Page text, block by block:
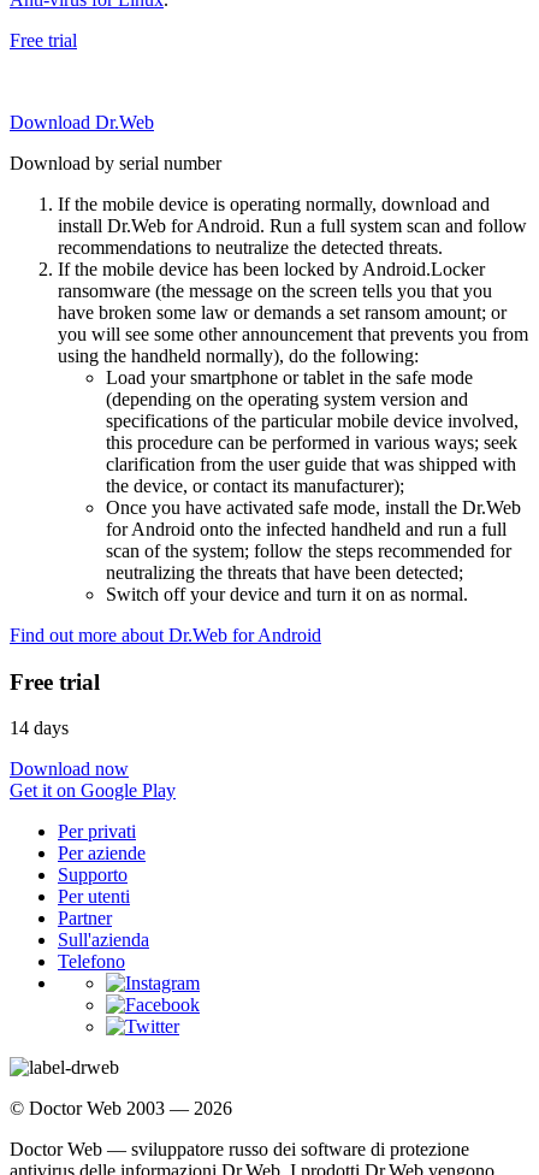
Free trial
Download Dr.Web
Download by serial number
If the mobile device is operating normally, download and
install Dr.Web for Android. Run a full system scan and follow
recommendations to neutralize the detected threats.
If the mobile device has been locked by Android.Locker
ransomware (the message on the screen tells you that you
have broken some law or demands a set ransom amount; or
you will see some other announcement that prevents you from
using the handheld normally), do the following:
Load your smartphone or tablet in the safe mode
(depending on the operating system version and
specifications of the particular mobile device involved,
this procedure can be performed in various ways; seek
clarification from the user guide that was shipped with
the device, or contact its manufacturer);
Once you have activated safe mode, install the Dr.Web
for Android onto the infected handheld and run a full
scan of the system; follow the steps recommended for
neutralizing the threats that have been detected;
Switch off your device and turn it on as normal.
Find out more about Dr.Web for Android
Free trial
14 days
Download now
Get it on Google Play
Per privati
Per aziende
Supporto
Per utenti
Partner
Sull'azienda
Telefono
© Doctor Web 2003 — 2026
Doctor Web — sviluppatore russo dei software di protezione